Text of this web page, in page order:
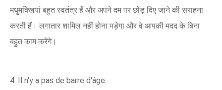
मधुमक्खियां बहुत स्वतंत्र हैं और अपने दम पर छोड़ दिए जाने की सराहना
करती हैं। लगातार शामिल नहीं होना पड़ेगा और वे आपकी मदद के बिना
बहुत काम करेंगे।
4. Il n'y a pas de barre d'âge.